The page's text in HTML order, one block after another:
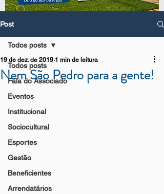
Post
Todos posts
Fala do Associado
Eventos
Institucional
Sociocultural
Esportes
Gestão
Beneficientes
Arrendatários
Todos posts
Nem São Pedro para a gente!
19 de dez. de 2019 1 min de leitura